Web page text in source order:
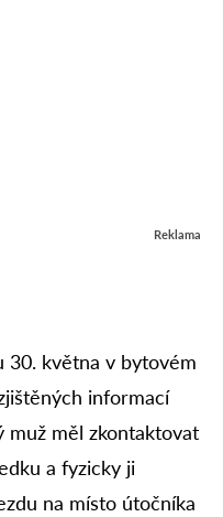
Reklama
30. května v bytovém
informací
měl zkontaktovat
a fyzicky ji
na místo útočníka